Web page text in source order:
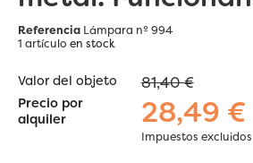
Referencia Lámpara nº 994
1 artículo en stock
Valor del objeto 81,40 €
Precio por
alquiler
28,49 €
Impuestos excluidos